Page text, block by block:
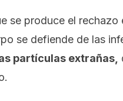
se produce el
se defiende de las
partículas extrañas,